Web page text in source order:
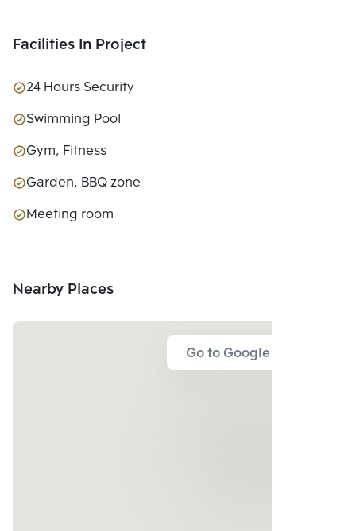
Facilities In Project
24 Hours Security
Swimming Pool
Gym, Fitness
Garden, BBQ zone
Meeting room
Nearby Places
Go to Google Map